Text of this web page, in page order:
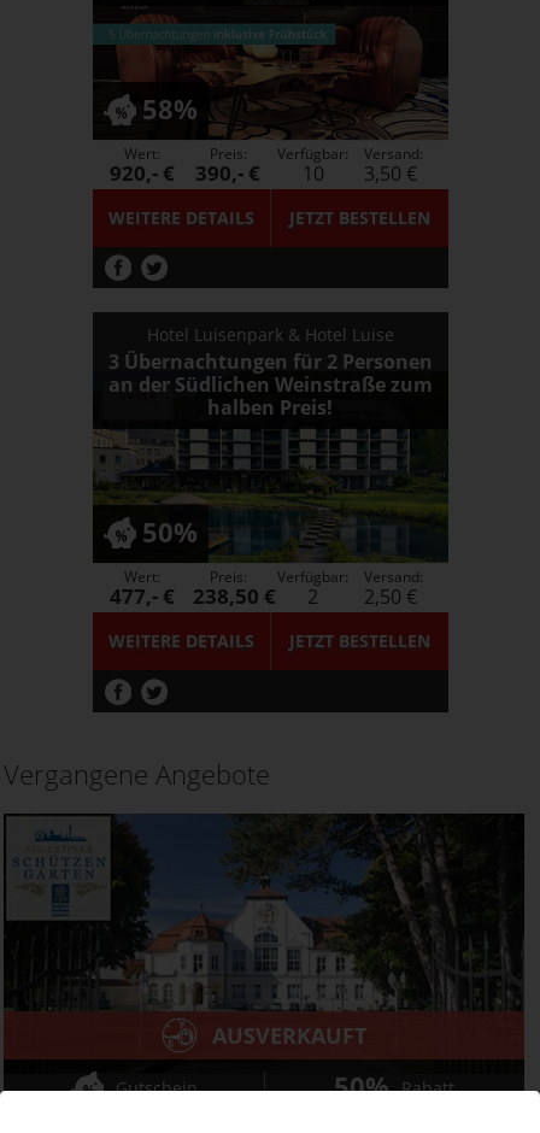
58%
WEITERE DETAILS JETZTBESTELLEN
Wert:
920,- €
Preis:
390,- €
Verfügbar:
10
Versand:
3,50 €
Hotel Luisenpark & Hotel Luise
3 Übernachtungen für 2 Personen
an der Südlichen Weinstraße zum
halben Preis!
50%
WEITERE DETAILS JETZTBESTELLEN
Wert:
477,- €
Preis:
238,50 €
Verfügbar:
2
Versand:
2,50 €
Vergangene Angebote
AUSVERKAUFT
Gutschein 50% Rabatt